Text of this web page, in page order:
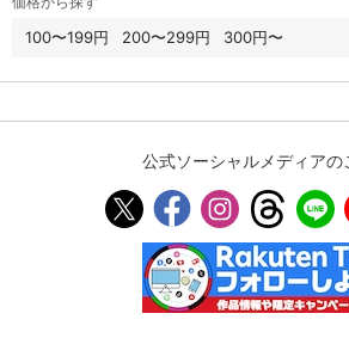
購入履歴
レンタル、購入、
確認が可能です。
サイト内の閲覧履
の削除も可能です
サイト内で表示さ
能です。5段階の
100〜199円 200〜299円 300円〜
公式ソーシャルメディアの